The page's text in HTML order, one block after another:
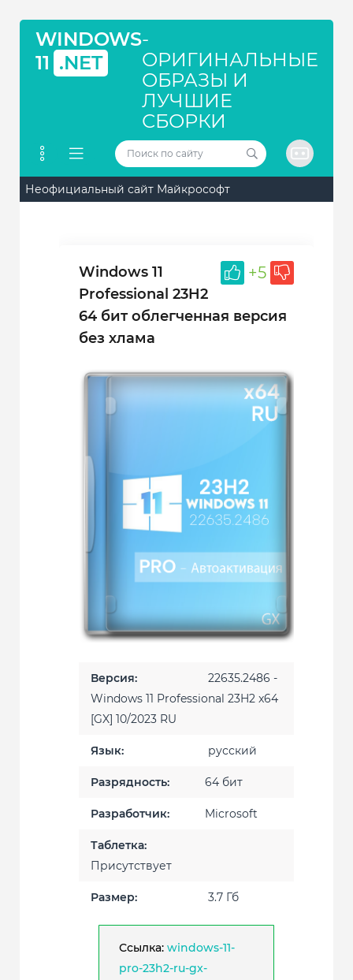
WINDOWS
11 .NET
-
ОРИГИНАЛЬНЫЕ
ОБРАЗЫ И
ЛУЧШИЕ
СБОРКИ
Неофициальный сайт Майкрософт
+5
Windows 11
Professional 23H2
64 бит облегченная версия
без хлама
Версия:
22635.2486 -
Windows 11 Professional 23H2 x64
[GX] 10/2023 RU
Язык: русский
Разрядность: 64 бит
Разработчик: Microsoft
Таблетка:
Присутствует
Размер: 3.7 Гб
Ссылка: windows-11-
pro-23h2-ru-gx-